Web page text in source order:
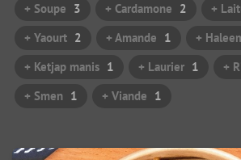
+ Soupe 3 + Cardamone 2 +
+ Yaourt 2 + Amande 1 +
+ Ketjap manis 1 + Laurier 1 +
+ Smen 1 + Viande 1